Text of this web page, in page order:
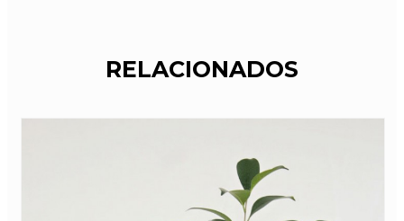
RELACIONADOS